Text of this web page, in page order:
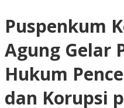
Puspenkum
Agung Gelar
Hukum
dan Korupsi